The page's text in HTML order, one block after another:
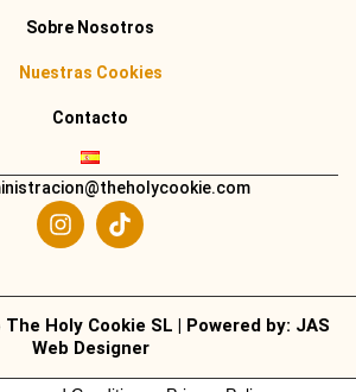
Sobre Nosotros
Nuestras Cookies
Contacto
Holy Cookie SL | Powered by: JAS
Web Designer